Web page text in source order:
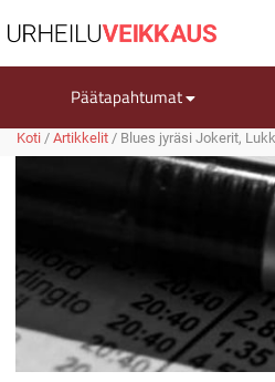
Päätapahtumat
Koti / Artikkelit / Blues jyräsi Jokerit,